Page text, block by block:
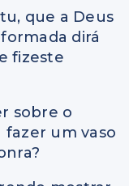
que a Deus
dirá
fizeste
sobre o
fazer um vaso